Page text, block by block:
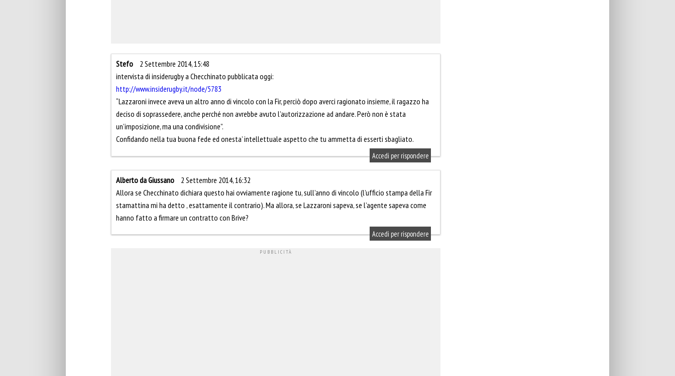
Stefo
2 Settembre 2014, 15:48
intervista di insiderugby a Checchinato pubblicata oggi:
http://www.insiderugby.it/node/5783
“Lazzaroni invece aveva un altro anno di vincolo con la Fir, perciò dopo averci ragionato insieme, il ragazzo ha
deciso di soprassedere, anche perché non avrebbe avuto l’autorizzazione ad andare. Però non è stata
un’imposizione, ma una condivisione”.
Confidando nella tua buona fede ed onesta’ intellettuale aspetto che tu ammetta di esserti sbagliato.
Accedi per rispondere
Alberto da Giussano
2 Settembre 2014, 16:32
Allora se Checchinato dichiara questo hai ovviamente ragione tu, sull’anno di vincolo (l’ufficio stampa della Fir
stamattina mi ha detto , esattamente il contrario). Ma allora, se Lazzaroni sapeva, se l’agente sapeva come
hanno fatto a firmare un contratto con Brive?
Accedi per rispondere